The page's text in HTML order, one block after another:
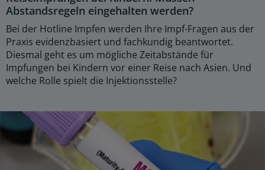
Abstandsregeln eingehalten werden?
Bei der Hotline Impfen werden Ihre Impf-Fragen aus der
Praxis evidenzbasiert und fachkundig beantwortet.
Diesmal geht es um mögliche Zeitabstände für
Impfungen bei Kindern vor einer Reise nach Asien. Und
welche Rolle spielt die Injektionsstelle?